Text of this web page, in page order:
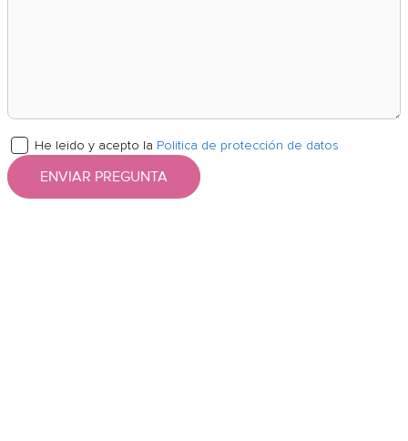
He leido y acepto la Politica de protección de datos
ENVIAR PREGUNTA